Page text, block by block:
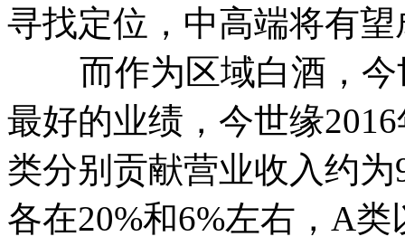
寻找定位，中高端将有
而作为区域白酒，今
最好的业绩，今世缘
类分别贡献营业收入约
各在20%和6%左右，A